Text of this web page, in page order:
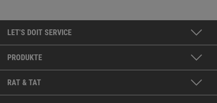
LET'S DOIT SERVICE
PRODUKTE
RAT & TAT